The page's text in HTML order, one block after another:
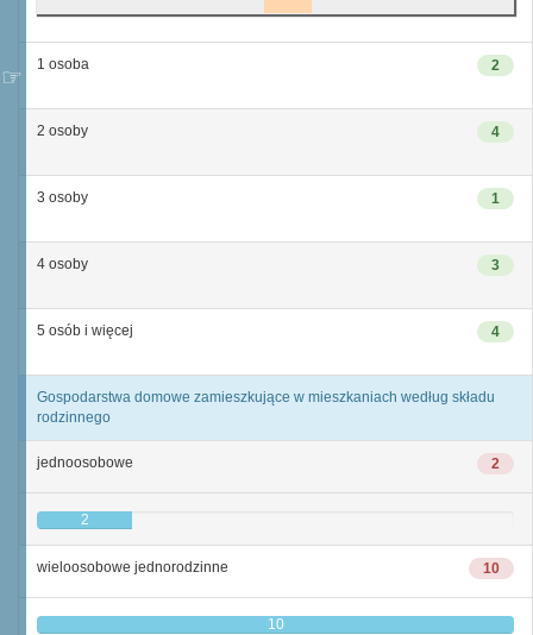
2
1 osoba
4
2 osoby
1
3 osoby
3
4 osoby
4
5 osób i więcej
Gospodarstwa domowe zamieszkujące w mieszkaniach według składu
rodzinnego
2
jednoosobowe
2
10
wieloosobowe jednorodzinne
10